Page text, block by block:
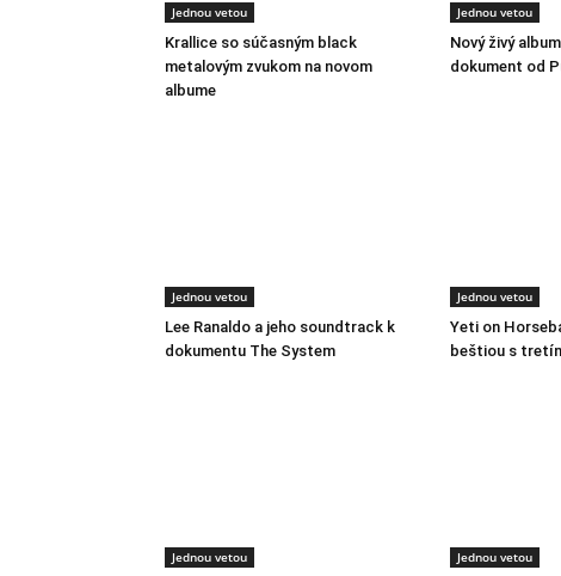
Jednou vetou
Krallice so súčasným black
metalovým zvukom na novom
albume
Jednou vetou
Nový živý
dokument od
Jednou vetou
Lee Ranaldo a jeho soundtrack k
dokumentu The System
Jednou vetou
Yeti on
beštiou s
Jednou vetou Jednou vetou